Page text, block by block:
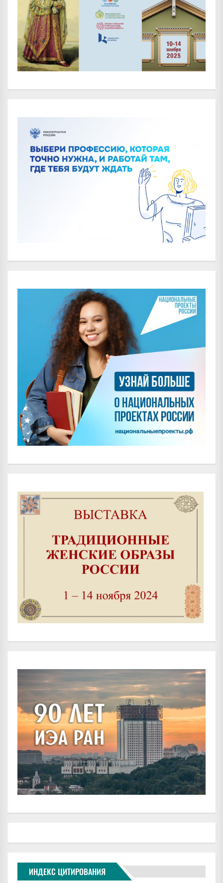
ИНДЕКС ЦИТИРОВАНИЯ